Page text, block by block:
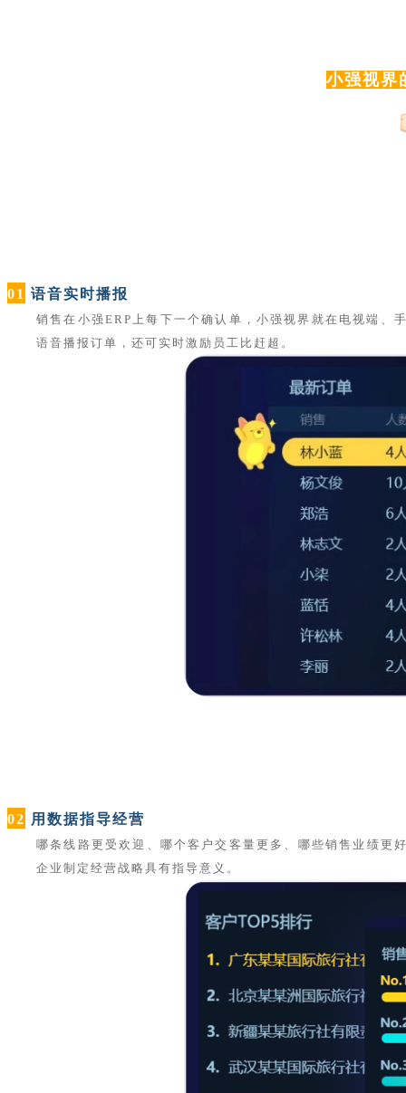
小强视界
01 语音实时播报
销售在小强ERP上每下一个确认单， 小强视界就在电视端、
语音播报订单，还可实时激励员工比赶超。
02 用数据指导经营
哪条线路更受欢迎、哪个客户交客量更多、哪些销售业绩更
企业制定经营战略具有指导意义。